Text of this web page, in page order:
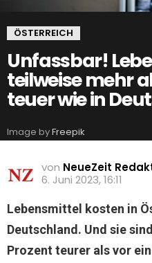
ÖSTERREICH
Unfassbar!
teilweise mehr
teuer wie in
Image byFreepik
von NeueZeit
6. Juni 2023, 16:11
Lebensmittel kosten in
Deutschland. Und sie
Prozent teurer als vor